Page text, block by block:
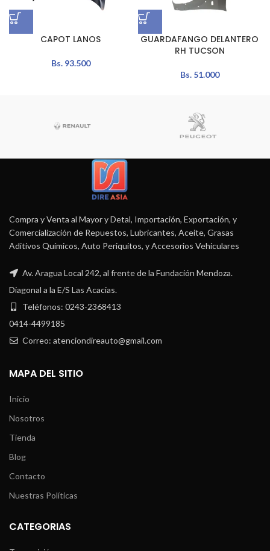
CAPOT LANOS
Bs.93.500
GUARDAFANGO DELANTERO
RH TUCSON
Bs.51.000
Compra y Venta al Mayor y Detal, Importación, Exportación, y
Comercialización de Repuestos, Lubricantes, Aceite, Grasas
Aditivos Químicos, Auto Periquitos, y Accesorios Vehiculares
Av. Aragua Local 242, al frente de la Fundación Mendoza.
Diagonal a la E/S Las Acacias.
Teléfonos: 0243-2368413
0414-4499185
Correo: atenciondireauto@gmail.com
MAPA DEL SITIO
Inicio
Nosotros
Tienda
Blog
Contacto
Nuestras Políticas
CATEGORIAS